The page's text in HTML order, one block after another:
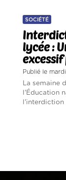
SOCIÉTÉ
lycée :
Publié le
La semaine
l'Éducation
l'interdiction